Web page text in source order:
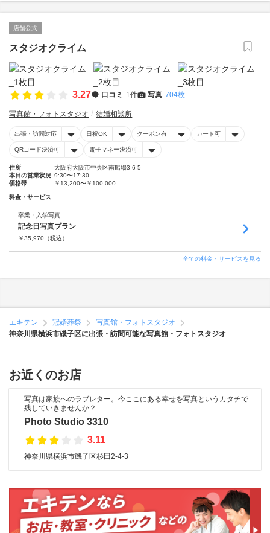
店舗公式
スタジオクライム
3.27 口コミ 1件 写真 704枚
写真館・フォトスタジオ 結婚相談所
出張・訪問対応 日祝OK クーポン有 カード可
QRコード決済可 電子マネー決済可
住所
大阪府大阪市中央区南船場3-6-5
本日の営業状況 9:30〜17:30
価格帯
￥13,200〜￥100,000
料金・サービス
卒業・入学写真
記念日写真プラン
￥35,970 （税込）
全ての料金・サービスを見る
エキテン 冠婚葬祭
写真館・フォトスタジオ
神奈川県横浜市磯子区に出張・訪問可能な写真館・フォトスタジオ
お近くのお店
写真は家族へのラブレター。今ここにある幸せを写真というカタチで
残していきませんか？
Photo Studio 3310
3.11
神奈川県横浜市磯子区杉田2-4-3